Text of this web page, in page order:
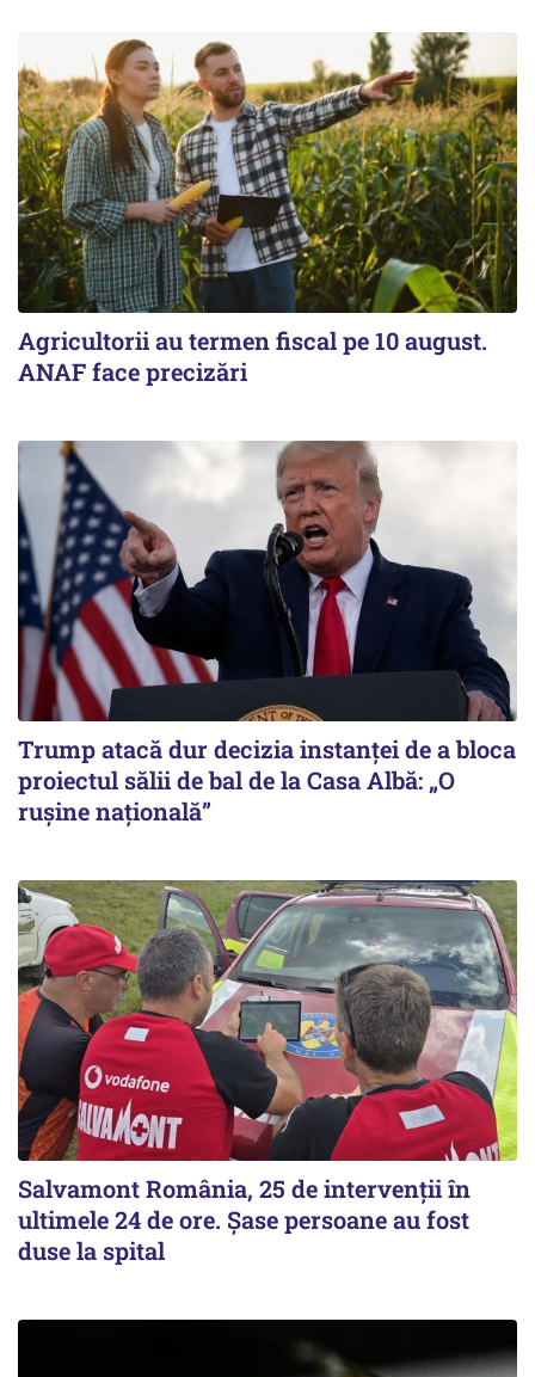
Agricultorii au termen fiscal pe 10 august.
ANAF face precizări
Trump atacă dur decizia instanţei de a bloca
proiectul sălii de bal de la Casa Albă: „O
ruşine naţională”
Salvamont România, 25 de intervenții în
ultimele 24 de ore. Șase persoane au fost
duse la spital